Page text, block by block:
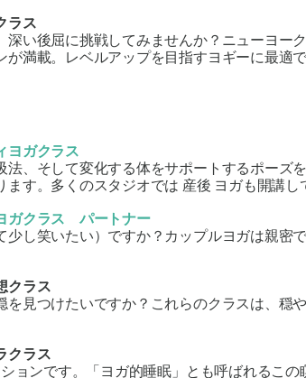
ラス
深い後屈に挑戦してみませんか？ニューヨ
が満載。レベルアップを目指すヨギーに最適で
ヨガクラス
法、そして変化する体をサポートするポー
ます。多くのスタジオでは 産後 ヨガも開講し
ガクラス パートナー
少し笑いたい）ですか？カップルヨガは親密
クラス
を見つけたいですか？これらのクラスは、穏
クラス
ョンです。「ヨガ的睡眠」とも呼ばれるこ